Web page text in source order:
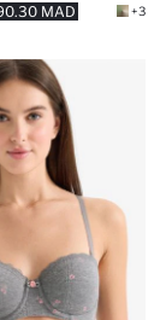
MAD +3